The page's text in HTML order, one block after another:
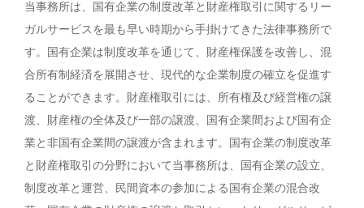
当事務所は、国有企業の制度改革と財産権取引に関するリー
ガルサービスを最も早い時期から手掛けてきた法律事務所で
す。国有企業は制度改革を通じて、財産権保護を改善し、混
合所有制経済を展開させ、現代的な企業制度の確立を促進す
ることができます。財産権取引には、所有権及び経営権の譲
渡、財産権の全体及び一部の譲渡、国有企業間および国有企
業と非国有企業間の譲渡が含まれます。国有企業の制度改革
と財産権取引の分野において当事務所は、国有企業の設立、
制度改革と運営、民間資本の参加による国有企業の混合改